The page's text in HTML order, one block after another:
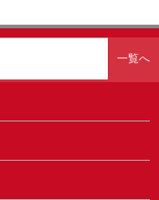
一覧へ